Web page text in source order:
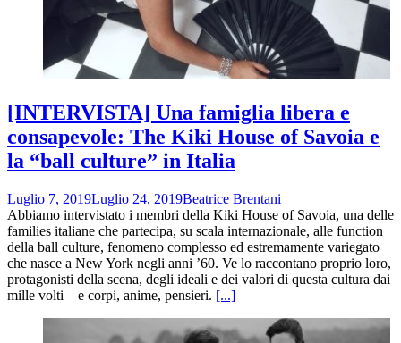
[INTERVISTA] Una famiglia libera e
consapevole: The Kiki House of Savoia e
la “ball culture” in Italia
Luglio 7, 2019Luglio 24, 2019Beatrice Brentani
Abbiamo intervistato i membri della Kiki House of Savoia, una delle
families italiane che partecipa, su scala internazionale, alle function
della ball culture, fenomeno complesso ed estremamente variegato
che nasce a New York negli anni ’60. Ve lo raccontano proprio loro,
protagonisti della scena, degli ideali e dei valori di questa cultura dai
mille volti – e corpi, anime, pensieri. [...]